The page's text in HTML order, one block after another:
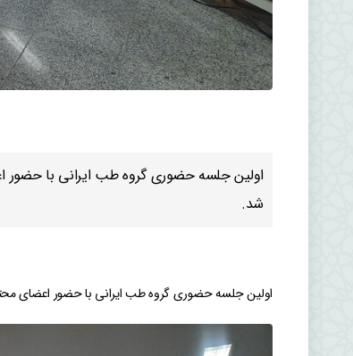
شد.
اولین جلسه حضوری گروه طب ایرانی با حضور اعضای محترم هیئت علمی در تاریخ ۲۱